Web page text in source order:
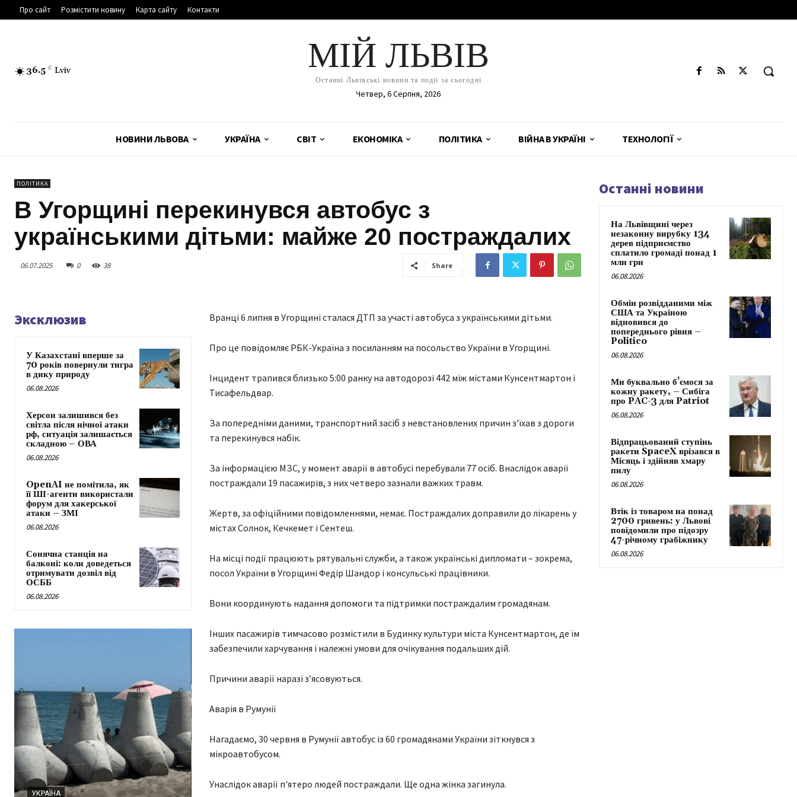
Про сайт Розмістити новину Карта сайту Контакти
36.5 C Lviv МІЙ ЛЬВІВ
Останні Львівські новини та події за сьогодні
Четвер, 6 Серпня, 2026
НОВИНИ ЛЬВОВА УКРАЇНА СВІТ ЕКОНОМІКА ПОЛІТИКА ВІЙНА В УКРАЇНІ ТЕХНОЛОГІЇ
ПОЛІТИКА
В Угорщині перекинувся автобус з
українськими дітьми: майже 20 постраждалих
06.07.2025 0 38 Share
Эксклюзив
У Казахстані вперше за
70 років повернули тигра
в дику природу
06.08.2026
Херсон залишився без
світла після нічної атаки
рф, ситуація залишається
складною – ОВА
06.08.2026
OpenAI не помітила, як
її ШІ-агенти використали
форум для хакерської
атаки – ЗМІ
06.08.2026
Сонячна станція на
балконі: коли доведеться
отримувати дозвіл від
ОСББ
06.08.2026
УКРАЇНА
НОВИНИ ЛЬВОВА
Meta услід за Anthropic і
Вранці 6 липня в Угорщині сталася ДТП за участі автобуса з українськими дітьми.
Про це повідомляє РБК-Україна з посиланням на посольство України в Угорщині.
Інцидент трапився близько 5:00 ранку на автодорозі 442 між містами Кунсентмартон і
Тисафельдвар.
За попередніми даними, транспортний засіб з невстановлених причин з’їхав з дороги
та перекинувся набік.
За інформацією МЗС, у момент аварії в автобусі перебували 77 осіб. Внаслідок аварії
постраждали 19 пасажирів, з них четверо зазнали важких травм.
Жертв, за офіційними повідомленнями, немає. Постраждалих доправили до лікарень у
містах Солнок, Кечкемет і Сентеш.
На місці події працюють рятувальні служби, а також українські дипломати – зокрема,
посол України в Угорщині Федір Шандор і консульські працівники.
Вони координують надання допомоги та підтримки постраждалим громадянам.
Інших пасажирів тимчасово розмістили в Будинку культури міста Кунсентмартон, де їм
забезпечили харчування і належні умови для очікування подальших дій.
Причини аварії наразі з’ясовуються.
Аварія в Румунії
Нагадаємо, 30 червня в Румунії автобус із 60 громадянами України зіткнувся з
мікроавтобусом.
Унаслідок аварії п'ятеро людей постраждали. Ще одна жінка загинула.
Останні новини
На Львівщині через
незаконну вирубку 134
дерев підприємство
сплатило громаді понад 1
млн грн
06.08.2026
Обмін розвідданими між
США та Україною
відновився до
попереднього рівня –
Politico
06.08.2026
Ми буквально б’ємося за
кожну ракету, – Сибіга
про PAC-3 для Patriot
06.08.2026
Відпрацьований ступінь
ракети SpaceX врізався в
Місяць і здійняв хмару
пилу
06.08.2026
Втік із товаром на понад
2700 гривень: у Львові
повідомили про підозру
47-річному грабіжнику
06.08.2026